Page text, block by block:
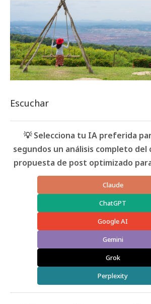
Escuchar
💡 Selecciona tu IA preferida
segundos un análisis completo del
propuesta de post optimizado
Claude
ChatGPT
Google AI
Gemini
Grok
Perplexity